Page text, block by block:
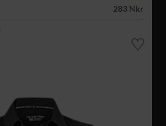
283 Nkr